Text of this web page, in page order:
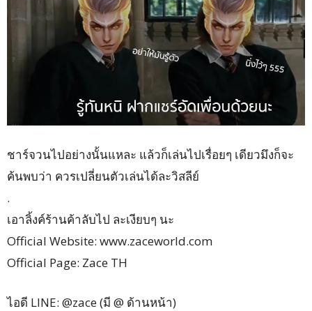
ชาร์จวนไปอย่างนั้นแหละ แล้วก็เล่นไปเรื่อยๆ เดียวมึงก็จะ
ค้นพบว่า ควรเปลี่ยนตัวเล่นได้ละวิสลีย์
.
เอาลิ้งค์ร้านค้าลับไป ละเงียบๆ นะ
Official Website: www.zaceworld.com
Official Page: Zace TH
ไอดี LINE: @zace (มี @ ด้านหน้า)